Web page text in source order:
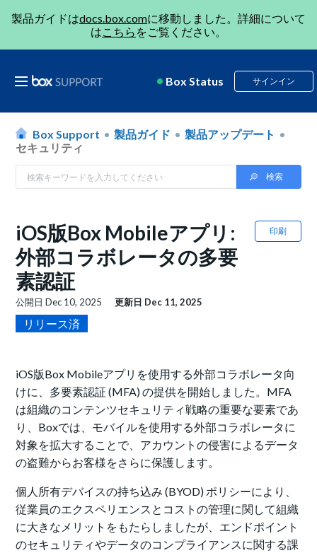
製品ガイドはdocs.box.comに移動しました。詳細について
はこちら をご覧ください。
Box Status サインイン
Box Support 製品ガイド
製品アップデート
セキュリティ
印刷
iOS版Box Mobileアプリ:
外部コラボレータの多要
素認証
公開日Dec 10, 2025 更新日 Dec 11, 2025
リリース済
iOS版Box Mobileアプリを使用する外部コラボレータ向
けに、多要素認証 (MFA) の提供を開始しました。MFA
は組織のコンテンツセキュリティ戦略の重要な要素であ
り、Boxでは、モバイルを使用する外部コラボレータに
対象を拡大することで、アカウントの侵害によるデータ
の盗難からお客様をさらに保護します。
個人所有デバイスの持ち込み (BYOD) ポリシーにより、
従業員のエクスペリエンスとコストの管理に関して組織
に大きなメリットをもたらしましたが、エンドポイント
のセキュリティやデータのコンプライアンスに関する課